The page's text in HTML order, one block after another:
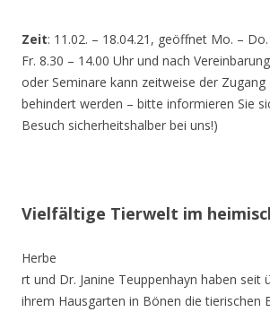
Zeit: 11.02. – 18.04.21, geöffnet Mo. –
Fr. 8.30 – 14.00 Uhr und nach
oder Seminare kann zeitweise der Zugang
behindert werden – bitte informieren Sie
Besuch sicherheitshalber bei uns!)
Vielfältige Tierwelt im
Herbe
rt und Dr. Janine Teuppenhayn haben seit
ihrem Hausgarten in Bönen die tierischen